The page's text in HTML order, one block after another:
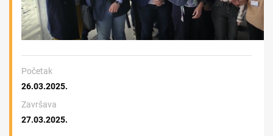
Početak
26.03.2025.
Završava
27.03.2025.